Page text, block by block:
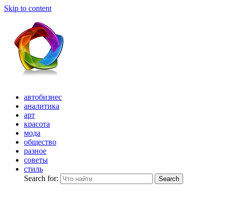
Skip to content
автобизнес
аналитика
арт
красота
мода
общество
разное
советы
стиль
Search for:
Search